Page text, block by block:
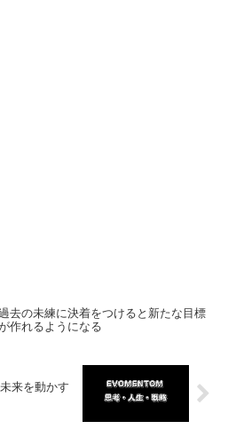
去の未練に決着をつけると新たな目標
作れるようになる
来を動かす